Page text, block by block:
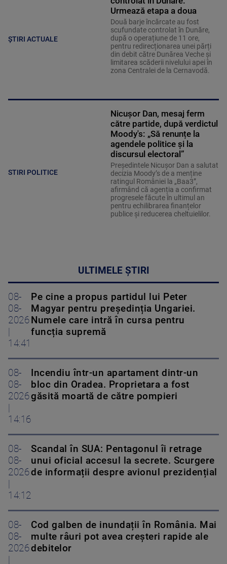
ȘTIRI ACTUALE
Urmează etapa a doua
Două barje încărcate au fost
scufundate controlat în Dunăre,
după o operațiune de 11 ore,
pentru redirecționarea unei părți
din debit către Dunărea Veche și
limitarea scăderii nivelului apei în
zona Centralei de la Cernavodă.
STIRI POLITICE
Nicușor Dan, mesaj ferm
către partide, după verdictul
Moody's: „Să renunțe la
agendele politice şi la
discursul electoral”
Președintele Nicușor Dan a salutat
decizia Moody’s de a menține
ratingul României la „Baa3”,
afirmând că agenția a confirmat
progresele făcute în ultimul an
pentru echilibrarea finanțelor
publice și reducerea cheltuielilor.
ULTIMELE ȘTIRI
08-
08-
2026
14:41
Pe cine a propus partidul lui Peter
Magyar pentru președinția Ungariei.
Numele care intră în cursa pentru
funcția supremă
08-
08-
2026
14:16
Incendiu într-un apartament dintr-un
bloc din Oradea. Proprietara a fost
găsită moartă de către pompieri
08-
08-
2026
14:12
Scandal în SUA: Pentagonul îi retrage
unui oficial accesul la secrete. Scurgere
de informații despre avionul prezidențial
08-
08-
2026
Cod galben de inundații în România. Mai
multe râuri pot avea creșteri rapide ale
debitelor